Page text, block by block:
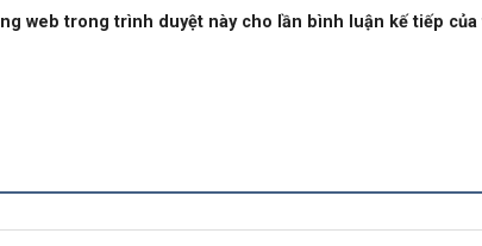
web trong trình duyệt này cho lần bình luận kế tiếp của